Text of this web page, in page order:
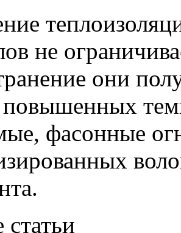
не
они
повышенных
фасонные